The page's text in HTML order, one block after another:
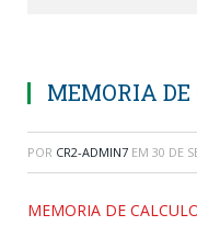
MEMORIA DE
POR CR2-ADMIN7 EM 30 DE
MEMORIA DE